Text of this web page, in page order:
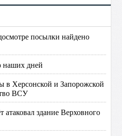
посылки найдено
наших дней
в Херсонской и Запорожской
ВСУ
здание Верховного